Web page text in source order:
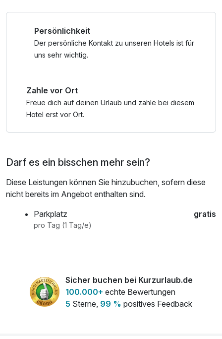
Entspannung ein.
... alle geöffneten Bergbahnen in Ischgl/Samnaun, Galtür,
Kappl und See
… alle geöffneten Bergbahnen im Montafon/Brandnertal
die Regiobusse im Paznaun (ab/bis Bahnhof Landeck) und
… die Silvretta Hochalpenstraße
Achtung: Im Sommer 2026 nur bis zur Bielerhöhe bzw.
Vermuntsee geöffnet und mautfrei. Mehr Infos
Rabatte bei Partnern:
- minus 30 % auf die „Bike Unlimited"-Karte der einzelnen
Bergbahnen
Persönlichkeit
Der persönliche Kontakt zu unseren Hotels ist für
uns sehr wichtig.
Zahle vor Ort
Freue dich auf deinen Urlaub und zahle bei diesem
Hotel erst vor Ort.
Darf es ein bisschen mehr sein?
Diese Leistungen können Sie hinzubuchen, sofern diese
nicht bereits im Angebot enthalten sind.
Parkplatz
gratis
pro Tag (1 Tag/e)
Sicher buchen bei Kurzurlaub.de
100.000+ echte Bewertungen
5 Sterne, 99 % positives Feedback